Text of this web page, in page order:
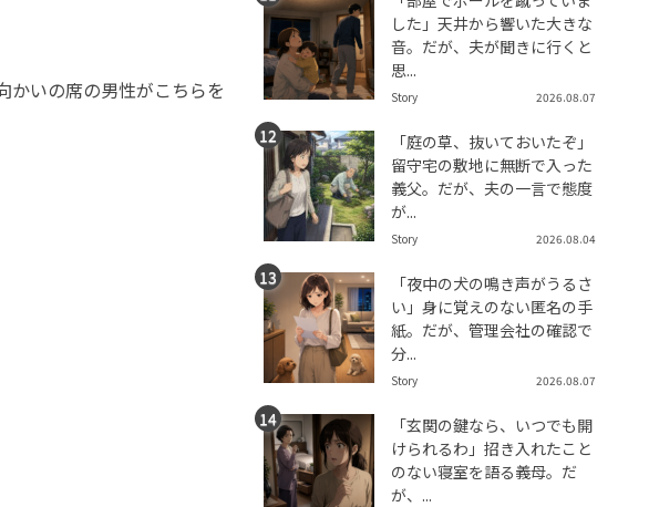
かいの席の男性がこちらを
した」天井から響いた大きな
音。だが、夫が聞きに行くと
思...
Story 2026.08.07
「庭の草、抜いておいたぞ」
留守宅の敷地に無断で入った
義父。だが、夫の一言で態度
が...
Story 2026.08.04
「夜中の犬の鳴き声がうるさ
い」身に覚えのない匿名の手
紙。だが、管理会社の確認で
分...
Story 2026.08.07
「玄関の鍵なら、いつでも開
けられるわ」招き入れたこと
のない寝室を語る義母。だ
が、...